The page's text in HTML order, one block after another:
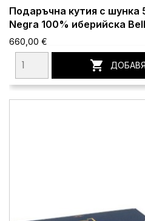
Подаръчна кутия с шунка
Negra 100% иберийска
660,00 €
